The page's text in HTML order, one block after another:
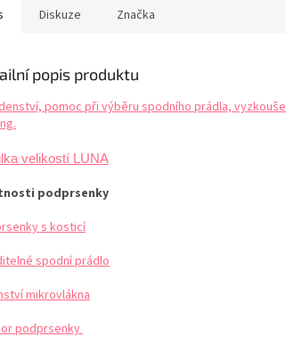
kůže. Extrémně
Bavlněný klínek pro
Diskuze Značka
popis produktu
pomoc při výběru spodního prádla,
velikostí LUNA
podprsenky
s kosticí
spodní prádlo
mikrovlákna
podprsenky